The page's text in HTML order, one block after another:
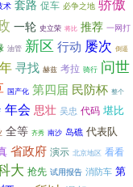
术 套路 促车 必争之地
一轮 史立荣 将比 推荐 一网打
油管 新区 行动 屡次 倒逼
寻找 赫兹 考拉 骑行 问世
国产化 第四届 民防杯 整个
年会 思壮 吴忠 代码 堪比
全等 齐秀 南沙 岛礁 代表队
省政府 演示 北京地区 看看
大 抢先 试用报告 消防车 第